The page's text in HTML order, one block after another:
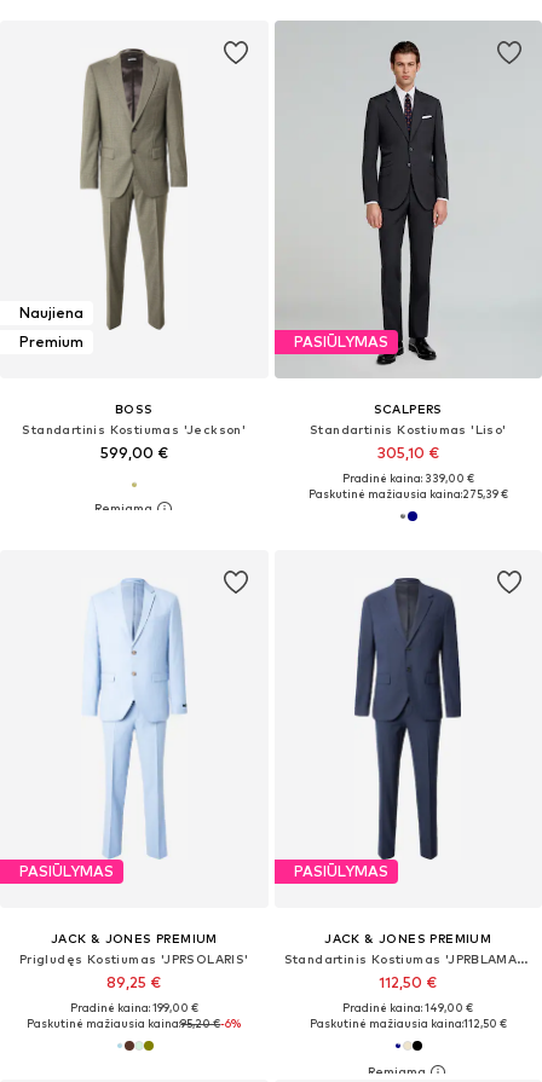
Naujiena
Premium
BOSS
Standartinis Kostiumas 'Jeckson'
599,00 €
PASIŪLYMAS
SCALPERS
Standartinis Kostiumas 'Liso'
305,10 €
Pradinė kaina: 339,00 €
Paskutinė mažiausia kaina:275,39 €
PASIŪLYMAS
JACK & JONES PREMIUM
Prigludęs Kostiumas 'JPRSOLARIS'
89,25 €
Pradinė kaina: 199,00 €
Paskutinė mažiausia kaina:95,20 €-6%
PASIŪLYMAS
JACK & JONES PREMIUM
Standartinis Kostiumas 'JPRBLAMARTIN'
112,50 €
Pradinė kaina: 149,00 €
Paskutinė mažiausia kaina:112,50 €